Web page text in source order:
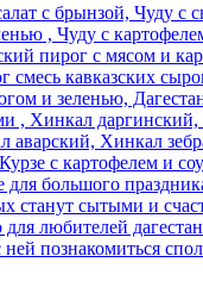
с брынзой, Чуду с
, Чуду с
пирог с мясом и
смесь кавказских
и зеленью,
, Хинкал
аварский, Хинкал
с картофелем и
для большого
станут сытыми и
для любителей
ней познакомиться